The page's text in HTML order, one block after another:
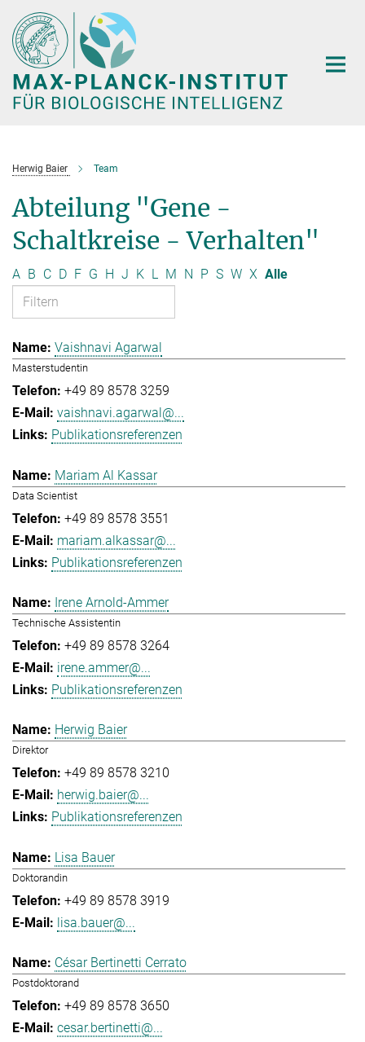
Hauptinhalt
Herwig Baier Team
Abteilung "Gene -
Schaltkreise - Verhalten"
A B C D F G H J K L M N P S W X Alle
Vaishnavi Agarwal
Masterstudentin
+49 89 8578 3259
vaishnavi.agarwal@...
Publikationsreferenzen
Mariam Al Kassar
Data Scientist
+49 89 8578 3551
mariam.alkassar@...
Publikationsreferenzen
Irene Arnold-Ammer
Technische Assistentin
+49 89 8578 3264
irene.ammer@...
Publikationsreferenzen
Herwig Baier
Direktor
+49 89 8578 3210
herwig.baier@...
Publikationsreferenzen
Lisa Bauer
Doktorandin
+49 89 8578 3919
lisa.bauer@...
César Bertinetti Cerrato
Postdoktorand
+49 89 8578 3650
cesar.bertinetti@...